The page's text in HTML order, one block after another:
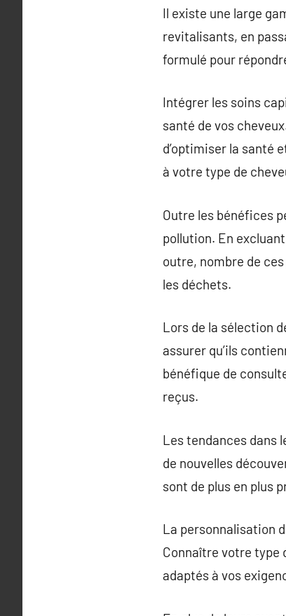
Il existe une large
revitalisants, en
formulé pour
Intégrer les soins
santé de vos
d’optimiser la santé
à votre type de
Outre les bénéfices
pollution. En
outre, nombre de
les déchets.
Lors de la sélection
assurer qu’ils
bénéfique de
reçus.
Les tendances dans
de nouvelles
sont de plus en plus
La personnalisation
Connaître votre type
adaptés à vos